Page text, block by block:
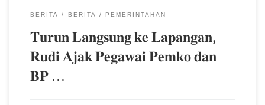
BERITA BERITA PEMERINTAHAN
𝐓𝐮𝐫𝐮𝐧 𝐋𝐚𝐧𝐠𝐬𝐮𝐧𝐠 𝐤𝐞 𝐋𝐚𝐩𝐚𝐧𝐠𝐚𝐧,
𝐑𝐮𝐝𝐢 𝐀𝐣𝐚𝐤 𝐏𝐞𝐠𝐚𝐰𝐚𝐢 𝐏𝐞𝐦𝐤𝐨 𝐝𝐚𝐧
𝐁𝐏 …